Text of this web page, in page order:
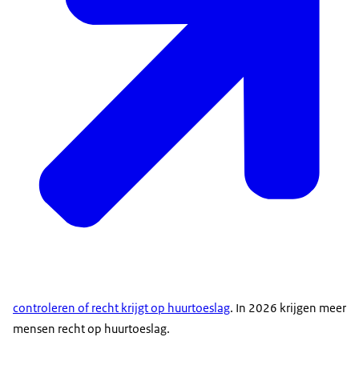
controleren of recht krijgt op huurtoeslag. In 2026 krijgen meer
mensen recht op huurtoeslag.